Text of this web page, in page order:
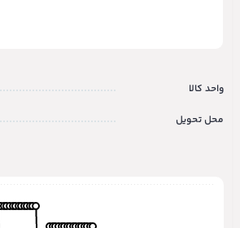
واحد کالا
محل تحویل